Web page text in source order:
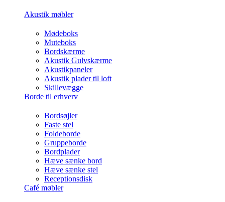
Akustik møbler
Mødeboks
Muteboks
Bordskærme
Akustik Gulvskærme
Akustikpaneler
Akustik plader til loft
Skillevægge
Borde til erhverv
Bordsøjler
Faste stel
Foldeborde
Gruppeborde
Bordplader
Hæve sænke bord
Hæve sænke stel
Receptionsdisk
Café møbler